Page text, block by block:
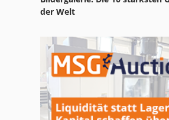
Kurzstangenlader
Lademagazin
der Welt